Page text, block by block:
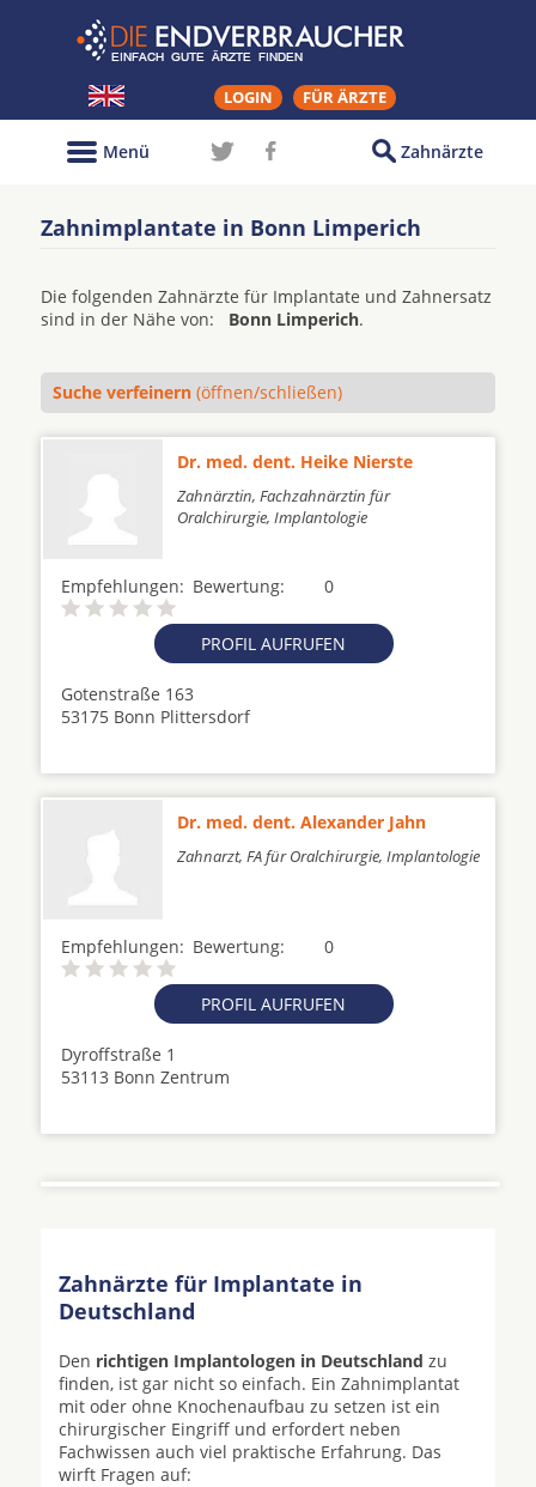
LOGIN FÜR ÄRZTE
Zahnärzte
Menü
Zahnimplantate in Bonn Limperich
Die folgenden Zahnärzte für Implantate und Zahnersatz
sind in der Nähe von: Bonn Limperich.
Suche verfeinern (öffnen/schließen)
Dr. med. dent. Heike Nierste
Zahnärztin, Fachzahnärztin für
Oralchirurgie, Implantologie
Empfehlungen: 0
Bewertung:
PROFIL AUFRUFEN
Gotenstraße 163
53175 Bonn Plittersdorf
Dr. med. dent. Alexander Jahn
Zahnarzt, FA für Oralchirurgie, Implantologie
Empfehlungen: 0
Bewertung:
PROFIL AUFRUFEN
Dyroffstraße 1
53113 Bonn Zentrum
Zahnärzte für Implantate in
Deutschland
Den richtigen Implantologen in Deutschland zu
finden, ist gar nicht so einfach. Ein Zahnimplantat
mit oder ohne Knochenaufbau zu setzen ist ein
chirurgischer Eingriff und erfordert neben
Fachwissen auch viel praktische Erfahrung. Das
wirft Fragen auf: